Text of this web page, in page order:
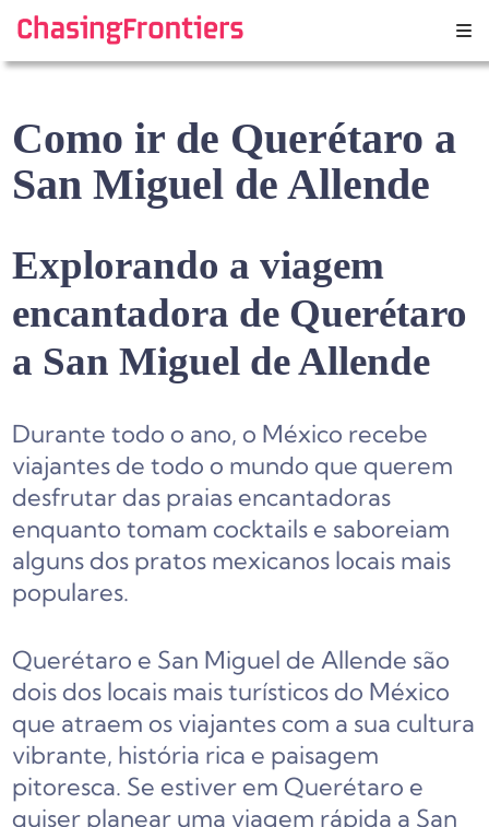
content
Como ir de Querétaro a
San Miguel de Allende
Explorando a viagem
encantadora de Querétaro
a San Miguel de Allende
Durante todo o ano, o México recebe
viajantes de todo o mundo que querem
desfrutar das praias encantadoras
enquanto tomam cocktails e saboreiam
alguns dos pratos mexicanos locais mais
populares.
Querétaro e San Miguel de Allende são
dois dos locais mais turísticos do México
que atraem os viajantes com a sua cultura
vibrante, história rica e paisagem
pitoresca. Se estiver em Querétaro e
quiser planear uma viagem rápida a San